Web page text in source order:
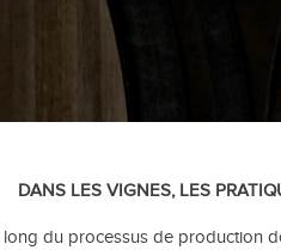
DANS LES VIGNES, LES
du processus de production